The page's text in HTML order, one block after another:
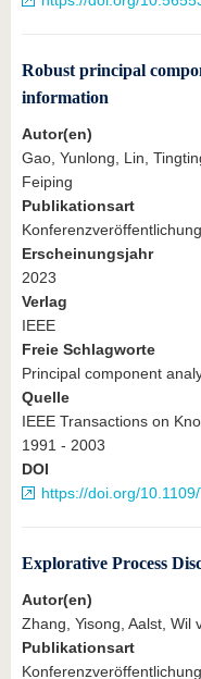
Robust principal
information
Autor(en)
Gao, Yunlong, Lin,
Feiping
Publikationsart
Erscheinungsjahr
2023
Verlag
IEEE
Freie Schlagworte
Principal component
Quelle
IEEE Transactions on
1991 - 2003
DOI
https://doi.org/
Explorative Process
Autor(en)
Zhang, Yisong, Aalst, Wil
Publikationsart